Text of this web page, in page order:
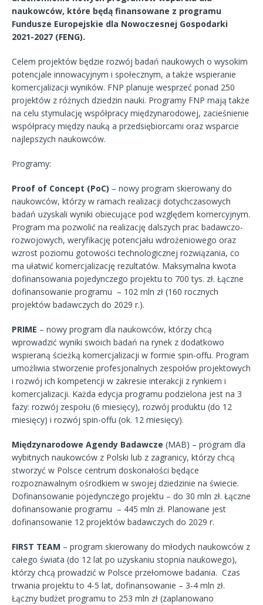
naukowców, które będą finansowane z programu
Fundusze Europejskie dla Nowoczesnej Gospodarki
2021-2027 (FENG).
Celem projektów będzie rozwój badań naukowych o wysokim
potencjale innowacyjnym i społecznym, a także wspieranie
komercjalizacji wyników. FNP planuje wesprzeć ponad 250
projektów z różnych dziedzin nauki. Programy FNP mają także
na celu stymulację współpracy międzynarodowej, zacieśnienie
współpracy między nauką a przedsiębiorcami oraz wsparcie
najlepszych naukowców.
Programy:
Proof of Concept (PoC) – nowy program skierowany do
naukowców, którzy w ramach realizacji dotychczasowych
badań uzyskali wyniki obiecujące pod względem komercyjnym.
Program ma pozwolić na realizację dalszych prac badawczo-
rozwojowych, weryfikację potencjału wdrożeniowego oraz
wzrost poziomu gotowości technologicznej rozwiązania, co
ma ułatwić komercjalizację rezultatów. Maksymalna kwota
dofinansowania pojedynczego projektu to 700 tys. zł. Łączne
dofinansowanie programu – 102 mln zł (160 rocznych
projektów badawczych do 2029 r.).
PRIME – nowy program dla naukowców, którzy chcą
wprowadzić wyniki swoich badań na rynek z dodatkowo
wspieraną ścieżką komercjalizacji w formie spin-offu. Program
umożliwia stworzenie profesjonalnych zespołów projektowych
i rozwój ich kompetencji w zakresie interakcji z rynkiem i
komercjalizacji. Każda edycja programu podzielona jest na 3
fazy: rozwój zespołu (6 miesięcy), rozwój produktu (do 12
miesięcy) i rozwój spin-offu (ok. 12 miesięcy).
Międzynarodowe Agendy Badawcze (MAB) – program dla
wybitnych naukowców z Polski lub z zagranicy, którzy chcą
stworzyć w Polsce centrum doskonałości będące
rozpoznawalnym ośrodkiem w swojej dziedzinie na świecie.
Dofinansowanie pojedynczego projektu – do 30 mln zł. Łączne
dofinansowanie programu – 445 mln zł. Planowane jest
dofinansowanie 12 projektów badawczych do 2029 r.
FIRST TEAM – program skierowany do młodych naukowców z
całego świata (do 12 lat po uzyskaniu stopnia naukowego),
którzy chcą prowadzić w Polsce przełomowe badania. Czas
trwania projektu to 4-5 lat, dofinansowanie – 3-4 mln zł.
Łączny budżet programu to 253 mln zł (zaplanowano